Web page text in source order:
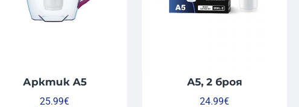
Арктик A5
25.99€
A5, 2 броя
24.99€